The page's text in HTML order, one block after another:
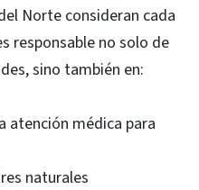
Norte consideran cada
responsable no solo de
sino también en:
atención médica para
naturales